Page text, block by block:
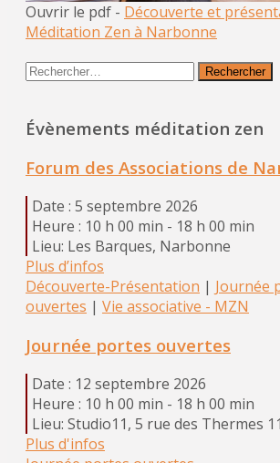
Ouvrir le pdf - Découverte et
Méditation Zen à Narbonne
Rechercher :
Évènements méditation zen
Forum des Associations de
Date : 5 septembre 2026
Heure : 10 h 00 min - 18 h 00 min
Lieu: Les Barques, Narbonne
Plus d’infos
Découverte-Présentation | Journée
ouvertes | Vie associative - MZN
Journée portes ouvertes
Date : 12 septembre 2026
Heure : 10 h 00 min - 18 h 00 min
Lieu: Studio11, 5 rue des Thermes
Plus d'infos